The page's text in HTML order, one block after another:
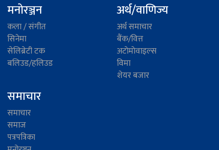
मनोरञ्जन
कला / संगीत
सिनेमा
सेलिब्रेटी टक
बलिउड/हलिउड
अर्थ/वाणिज्य
अर्थ समाचार
बैंक/वित्त
अटाेमाेवाइल्स
विमा
शेयर बजार
समाचार
समाचार
समाज
पत्रपत्रिका